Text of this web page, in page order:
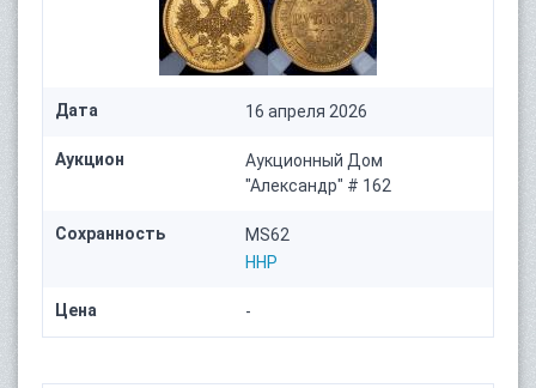
Дата 16 апреля 2026
Аукцион
Аукционный Дом
"Александр" # 162
Сохранность
MS62
HHP
Цена -